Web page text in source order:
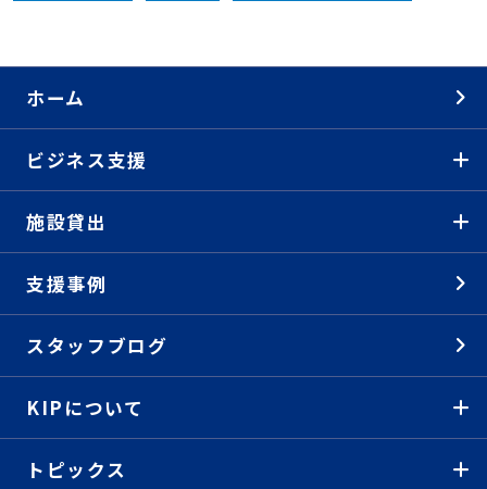
ホーム
ビジネス支援
施設貸出
支援事例
スタッフブログ
KIPについて
トピックス